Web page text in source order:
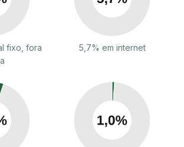
fixo, fora
5,7% em internet